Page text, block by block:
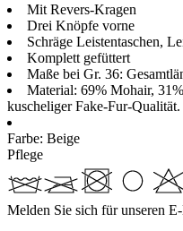
Mit Revers-Kragen
Drei Knöpfe vorne
Schräge Leistentaschen,
Komplett gefüttert
Maße bei Gr. 36:
Material: 69% Mohair,
kuscheliger Fake-Fur-
Farbe: Beige
Pflege
Melden Sie sich für unseren